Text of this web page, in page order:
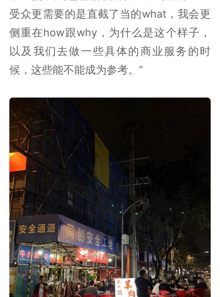
受众更需要的是直截了当的what，我会更
侧重在how跟why，为什么是这个样子，
以及我们去做一些具体的商业服务的时
候，这些能不能成为参考。”